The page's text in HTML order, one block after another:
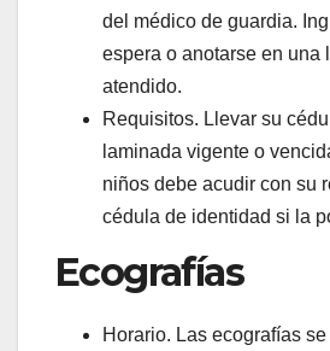
del médico de guardia.
espera o anotarse en una
atendido.
Requisitos. Llevar su
laminada vigente o
niños debe acudir con su
cédula de identidad si la
Ecografías
Horario. Las ecografías